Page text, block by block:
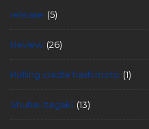
release (5)
Review (26)
Rolling cradle hashimoto (1)
Shuhei Itagaki (13)